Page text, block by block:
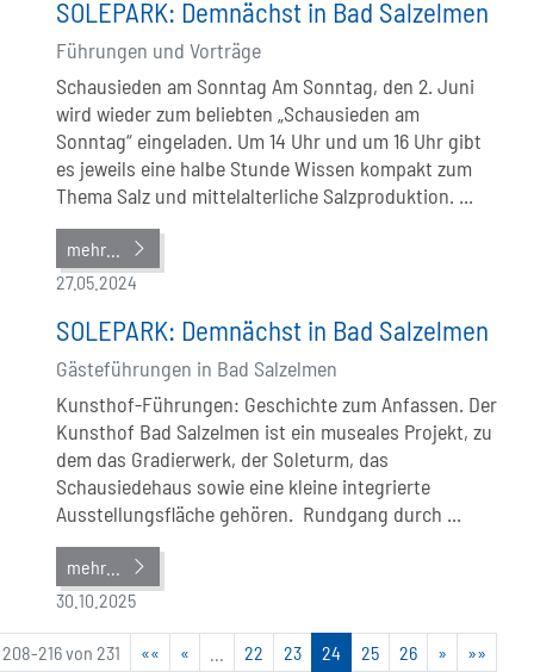
SOLEPARK: Demnächst in Bad Salzelmen
Führungen und Vorträge
Schausieden am Sonntag Am Sonntag, den 2. Juni
wird wieder zum beliebten „Schausieden am
Sonntag“ eingeladen. Um 14 Uhr und um 16 Uhr gibt
es jeweils eine halbe Stunde Wissen kompakt zum
Thema Salz und mittelalterliche Salzproduktion. ...
mehr...
27.05.2024
SOLEPARK: Demnächst in Bad Salzelmen
Gästeführungen in Bad Salzelmen
Kunsthof-Führungen: Geschichte zum Anfassen. Der
Kunsthof Bad Salzelmen ist ein museales Projekt, zu
dem das Gradierwerk, der Soleturm, das
Schausiedehaus sowie eine kleine integrierte
Ausstellungsfläche gehören. Rundgang durch ...
mehr...
30.10.2025
208-216 von 231 «« « 22 23 24 25 26 » »»